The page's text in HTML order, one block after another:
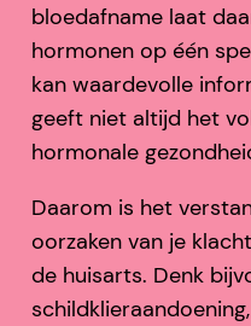
bloedafname laat
hormonen op één
kan waardevolle
geeft niet altijd het
hormonale
Daarom is het
oorzaken van je
de huisarts. Denk